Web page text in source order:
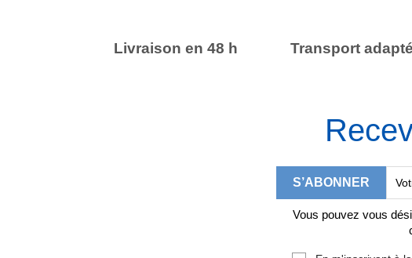
Livraison en 48 h Transport adapté
Vous pouvez vous